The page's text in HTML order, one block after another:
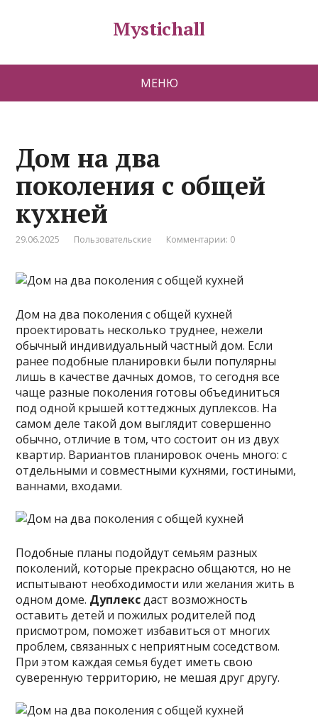
Mystichall
МЕНЮ
Дом на два
поколения с общей
кухней
29.06.2025 Пользовательские Комментарии: 0
Дом на два поколения с общей кухней
проектировать несколько труднее, нежели
обычный индивидуальный частный дом. Если
ранее подобные планировки были популярны
лишь в качестве дачных домов, то сегодня все
чаще разные поколения готовы объединиться
под одной крышей коттеджных дуплексов. На
самом деле такой дом выглядит совершенно
обычно, отличие в том, что состоит он из двух
квартир. Вариантов планировок очень много: с
отдельными и совместными кухнями, гостиными,
ваннами, входами.
Подобные планы подойдут семьям разных
поколений, которые прекрасно общаются, но не
испытывают необходимости или желания жить в
одном доме. Дуплексдаст возможность
оставить детей и пожилых родителей под
присмотром, поможет избавиться от многих
проблем, связанных с неприятным соседством.
При этом каждая семья будет иметь свою
суверенную территорию, не мешая друг другу.